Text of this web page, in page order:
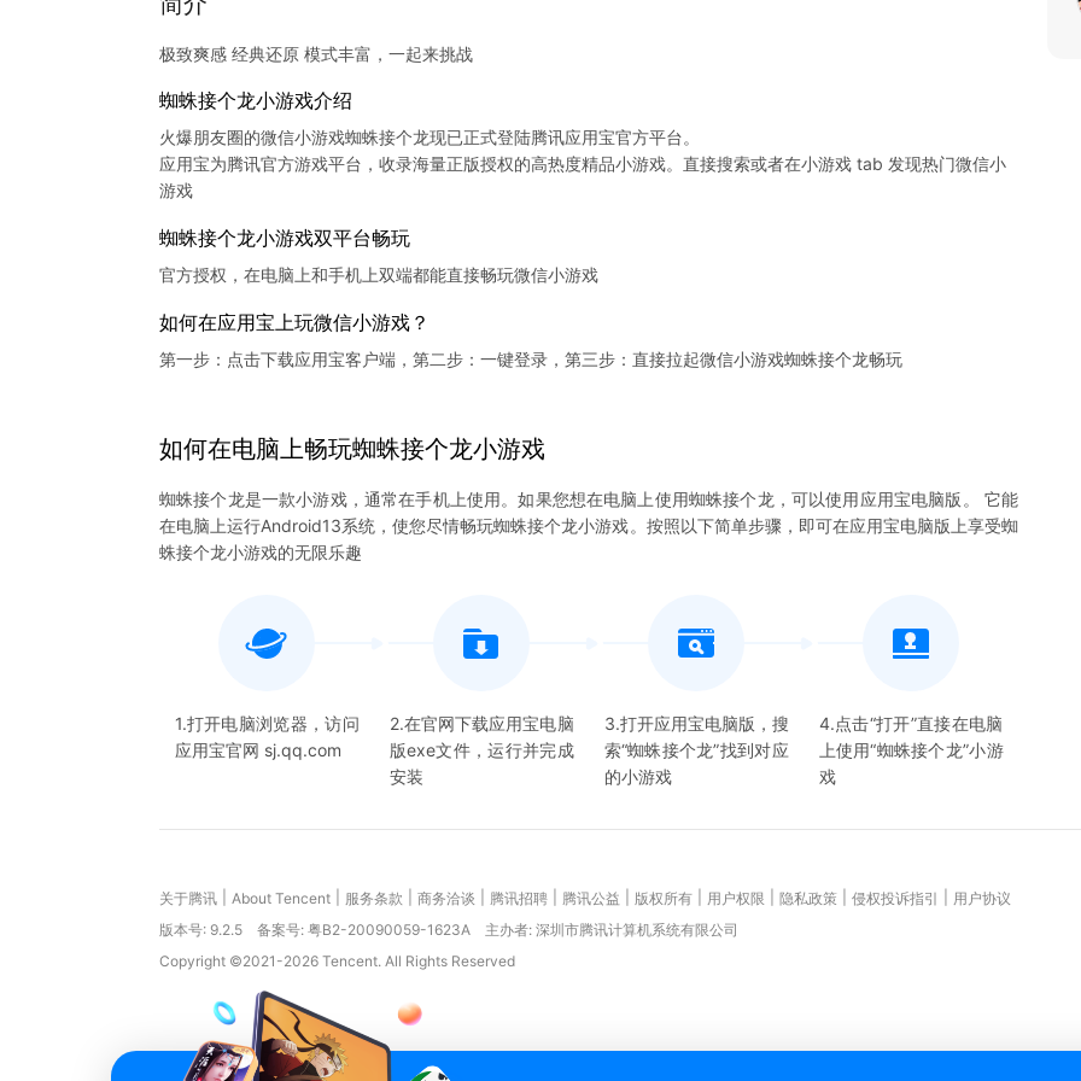
极致爽感 经典还原 模式丰富，一起来挑战
蜘蛛接个龙小游戏介绍
火爆朋友圈的微信小游戏蜘蛛接个龙现已正式登陆腾讯应用宝官方平台。
应用宝为腾讯官方游戏平台，收录海量正版授权的高热度精品小游戏。直接搜索或者在小游戏 tab 发现热门微信小
蜘蛛接个龙小游戏双平台畅玩
官方授权，在电脑上和手机上双端都能直接畅玩微信小游戏
如何在应用宝上玩微信小游戏？
第一步：点击下载应用宝客户端，第二步：一键登录，第三步：直接拉起微信小游戏蜘蛛接个龙畅玩
如何在电脑上畅玩蜘蛛接个龙小游戏
蜘蛛接个龙是一款小游戏，通常在手机上使用。如果您想在电脑上使用蜘蛛接个龙，可以使用应用宝电脑版。 它能
在电脑上运行Android13系统，使您尽情畅玩蜘蛛接个龙小游戏。按照以下简单步骤，即可在应用宝电脑版上享受蜘
蛛接个龙小游戏的无限乐趣
1.打开电脑浏览器，访问
应用宝官网 sj.qq.com
2.在官网下载应用宝电脑
版exe文件，运行并完成
安装
3.打开应用宝电脑版，搜
索“蜘蛛接个龙”找到对应
的小游戏
4.点击“打开”直接在电脑
上使用“蜘蛛接个龙”小游
戏
关于腾讯 About Tencent 服务条款 商务洽谈 腾讯招聘 腾讯公益 版权所有 用户权限 隐私政策 侵权投诉指引
用户协议
版本号: 9.2.5 备案号: 粤B2-20090059-1623A
主办者: 深圳市腾讯计算机系统有限公司
Copyright ©2021-2026 Tencent. All Rights Reserved